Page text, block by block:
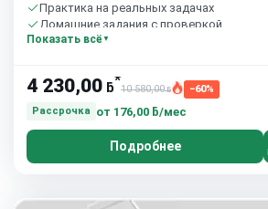
Практика на реальных задачах
Домашние задания с проверкой
Бесплатный пробный урок
Показать всё
4 230,00 ƃ*
10 580,00ƃ
−60%
Рассрочка
от 176,00 ƃ/мес
Подробнее